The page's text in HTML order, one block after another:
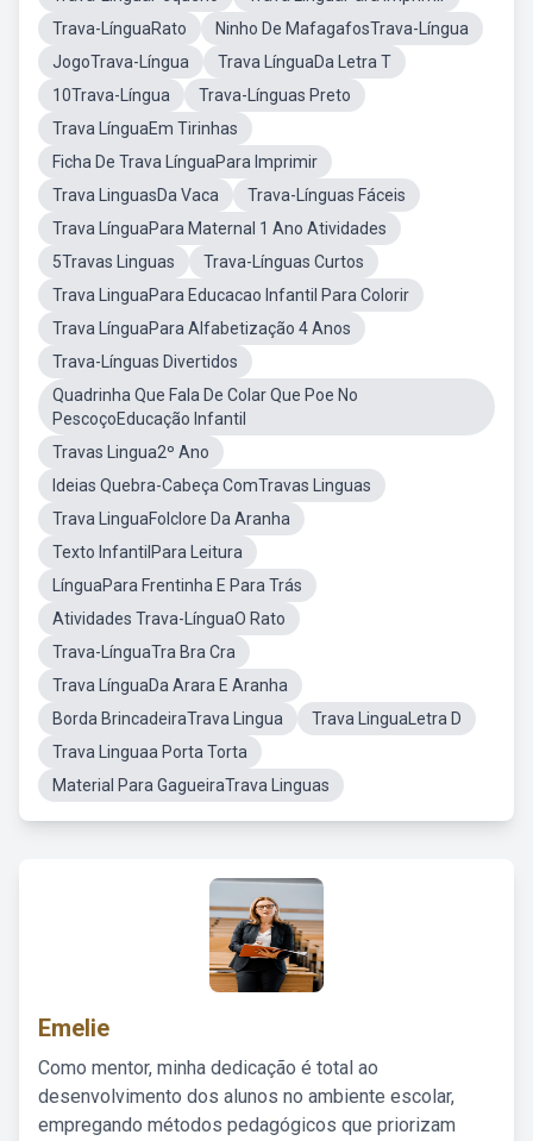
Trava-LínguaRato
Ninho De MafagafosTrava-Língua
JogoTrava-Língua
Trava LínguaDa Letra T
10Trava-Língua
Trava-Línguas Preto
Trava LínguaEm Tirinhas
Ficha De Trava LínguaPara Imprimir
Trava LinguasDa Vaca
Trava-Línguas Fáceis
Trava LínguaPara Maternal 1 Ano Atividades
5Travas Linguas
Trava-Línguas Curtos
Trava LinguaPara Educacao Infantil Para Colorir
Trava LínguaPara Alfabetização 4 Anos
Trava-Línguas Divertidos
Quadrinha Que Fala De Colar Que Poe No
PescoçoEducação Infantil
Travas Lingua2º Ano
Ideias Quebra-Cabeça ComTravas Linguas
Trava LinguaFolclore Da Aranha
Texto InfantilPara Leitura
LínguaPara Frentinha E Para Trás
Atividades Trava-LínguaO Rato
Trava-LínguaTra Bra Cra
Trava LínguaDa Arara E Aranha
Borda BrincadeiraTrava Lingua
Trava LinguaLetra D
Trava Linguaa Porta Torta
Material Para GagueiraTrava Linguas
Emelie
Como mentor, minha dedicação é total ao
desenvolvimento dos alunos no ambiente escolar,
empregando métodos pedagógicos que priorizam